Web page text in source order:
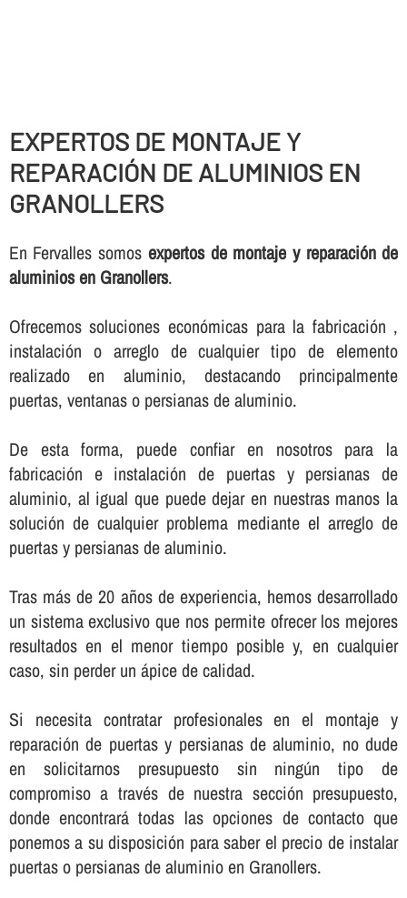
EXPERTOS DE MONTAJE Y
REPARACIÓN DE ALUMINIOS EN
GRANOLLERS
En Fervalles somos expertos de montaje y reparación de
aluminios en Granollers.
Ofrecemos soluciones económicas para la fabricación ,
instalación o arreglo de cualquier tipo de elemento
realizado en aluminio, destacando principalmente
puertas, ventanas o persianas de aluminio.
De esta forma, puede confiar en nosotros para la
fabricación e instalación de puertas y persianas de
aluminio, al igual que puede dejar en nuestras manos la
solución de cualquier problema mediante el arreglo de
puertas y persianas de aluminio.
Tras más de 20 años de experiencia, hemos desarrollado
un sistema exclusivo que nos permite ofrecer los mejores
resultados en el menor tiempo posible y, en cualquier
caso, sin perder un ápice de calidad.
Si necesita contratar profesionales en el montaje y
reparación de puertas y persianas de aluminio, no dude
en solicitarnos presupuesto sin ningún tipo de
compromiso a través de nuestra sección presupuesto,
donde encontrará todas las opciones de contacto que
ponemos a su disposición para saber el precio de instalar
puertas o persianas de aluminio en Granollers.